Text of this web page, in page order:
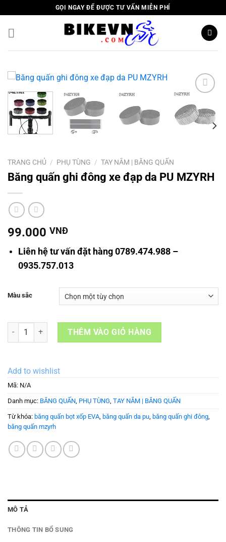
to
content
GỌI NGAY ĐỂ ĐƯỢC TƯ VẤN MIỄN PHÍ
Add to
wishlist
TRANG CHỦ / PHỤ TÙNG / TAY NẮM | BĂNG QUẤN
Băng quấn ghi đông xe đạp da PU MZYRH
99.000 VNĐ
Liên hệ tư vấn đặt hàng 0789.474.988 –
0935.757.013
Màu sắc
Băng quấn ghi đông xe đạp da PU MZYRH số lượng
THÊM VÀO GIỎ HÀNG
Add to wishlist
Mã: N/A
Danh mục: BĂNG QUẤN, PHỤ TÙNG, TAY NẮM | BĂNG QUẤN
Từ khóa: băng quấn bọt xốp EVA, băng quấn da pu, băng quấn ghi đông,
băng quấn mzyrh
MÔ TẢ
THÔNG TIN BỔ SUNG